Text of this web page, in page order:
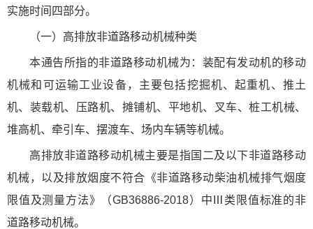
实施时间四部分。
（一）高排放非道路移动机械种类
本通告所指的非道路移动机械为：装配有发动机的移动
机械和可运输工业设备，主要包括挖掘机、起重机、推土
机、装载机、压路机、摊铺机、平地机、叉车、桩工机械、
堆高机、牵引车、摆渡车、场内车辆等机械。
高排放非道路移动机械主要是指国二及以下非道路移动
机械，以及排放烟度不符合《非道路移动柴油机械排气烟度
限值及测量方法》（GB36886-2018）中Ⅲ类限值标准的非
道路移动机械。